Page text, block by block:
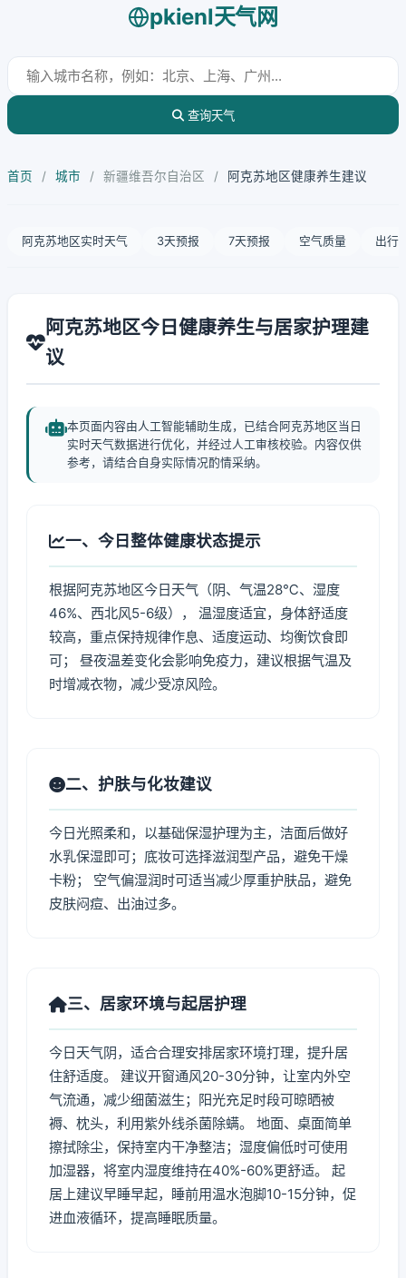
pkienl天气网
查询天气
首页 / 城市 / 新疆维吾尔自治区 / 阿克苏地区健康养生建议
阿克苏地区实时天气 3天预报 7天预报 空气质量 出行
阿克苏地区今日健康养生与居家护理建
议
本页面内容由人工智能辅助生成，已结合阿克苏地区当日
实时天气数据进行优化，并经过人工审核校验。内容仅供
参考，请结合自身实际情况酌情采纳。
一、今日整体健康状态提示
根据阿克苏地区今日天气（阴、气温28℃、湿度
46%、西北风5-6级）， 温湿度适宜，身体舒适度
较高，重点保持规律作息、适度运动、均衡饮食即
可； 昼夜温差变化会影响免疫力，建议根据气温及
时增减衣物，减少受凉风险。
二、护肤与化妆建议
今日光照柔和，以基础保湿护理为主，洁面后做好
水乳保湿即可；底妆可选择滋润型产品，避免干燥
卡粉； 空气偏湿润时可适当减少厚重护肤品，避免
皮肤闷痘、出油过多。
三、居家环境与起居护理
今日天气阴，适合合理安排居家环境打理，提升居
住舒适度。 建议开窗通风20-30分钟，让室内外空
气流通，减少细菌滋生；阳光充足时段可晾晒被
褥、枕头，利用紫外线杀菌除螨。 地面、桌面简单
擦拭除尘，保持室内干净整洁；湿度偏低时可使用
加湿器，将室内湿度维持在40%-60%更舒适。 起
居上建议早睡早起，睡前用温水泡脚10-15分钟，促
进血液循环，提高睡眠质量。